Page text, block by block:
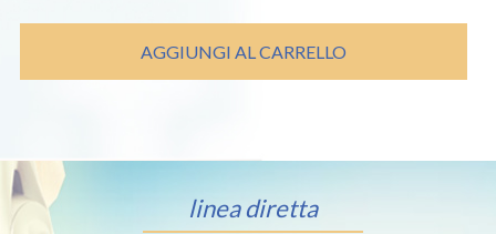
originale
era:
€ 79,80.
attuale
è:
€ 75,40.
AGGIUNGI AL CARRELLO
linea diretta